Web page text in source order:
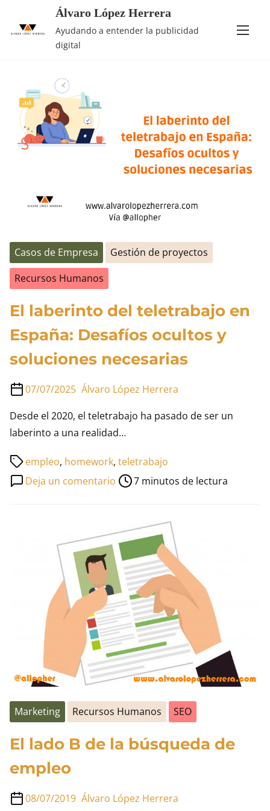
Álvaro López Herrera
Ayudando a entender la publicidad
digital
Etiqueta:empleo
Casos de Empresa
Gestión de proyectos
Recursos Humanos
El laberinto del teletrabajo en
España: Desafíos ocultos y
soluciones necesarias
07/07/2025 Álvaro López Herrera
Desde el 2020, el teletrabajo ha pasado de ser un
laberinto a una realidad…
empleo, homework, teletrabajo
Deja un comentario en
del
teletrabajo
en
España:
Desafíos
ocultos
y
soluciones
necesarias
Tiempo
de
7 minutos de lectura
Marketing Recursos Humanos SEO
El lado B de la búsqueda de
empleo
08/07/2019 Álvaro López Herrera